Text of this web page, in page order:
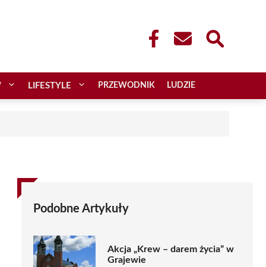
LIFESTYLE PRZEWODNIK LUDZIE
Podobne Artykuły
Akcja „Krew – darem życia” w
Grajewie